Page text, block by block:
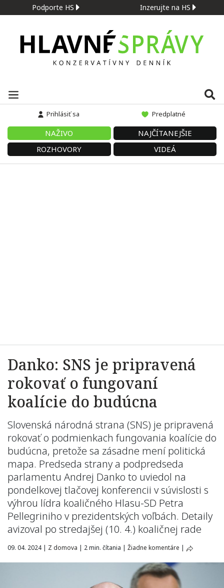
Podporte HS Inzerujte na HS
Prihlásiť sa Predplatné
NAŽIVO
NAJČÍTANEJŠIE
ROZHOVORY
VIDEÁ
Danko: SNS je pripravená
rokovať o fungovaní
koalície do budúcna
Slovenská národná strana (SNS) je pripravená
rokovať o podmienkach fungovania koalície do
budúcna, pretože sa zásadne mení politická
mapa. Predseda strany a podpredseda
parlamentu Andrej Danko to uviedol na
pondelkovej tlačovej konferencii v súvislosti s
výhrou lídra koaličného Hlasu-SD Petra
Pellegriniho v prezidentských voľbách. Detaily
avizoval po stredajšej (10. 4.) koaličnej rade
09. 04. 2024 | Z domova | 2 min. čítania | Žiadne komentáre |